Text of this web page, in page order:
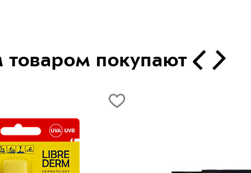
товаром покупают